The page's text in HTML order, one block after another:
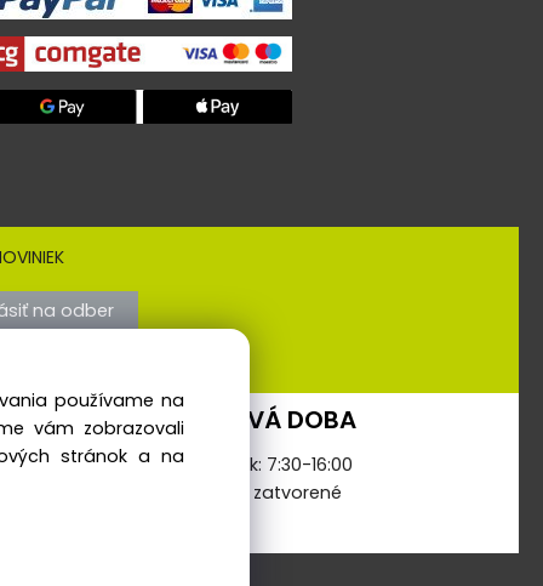
na odber
PREVÁDZKOVÁ DOBA
Pondelok - Piatok: 7:30-16:00
Sobota-Nedeľa: zatvorené
používame na
vám zobrazovali
stránok a na